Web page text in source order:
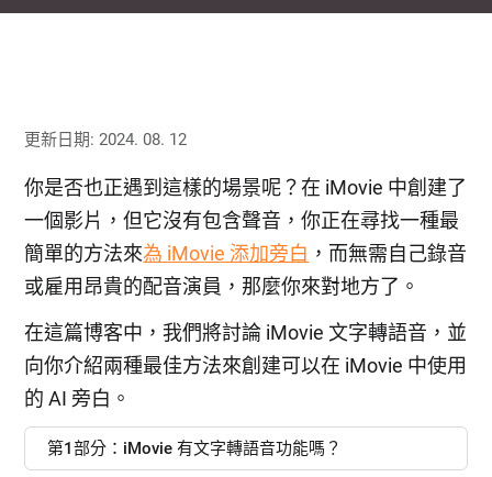
更新日期: 2024. 08. 12
你是否也正遇到這樣的場景呢？在 iMovie 中創建了
一個影片，但它沒有包含聲音，你正在尋找一種最
簡單的方法來為 iMovie 添加旁白 ，而無需自己錄音
或雇用昂貴的配音演員，那麼你來對地方了。
在這篇博客中，我們將討論 iMovie 文字轉語音，並
向你介紹兩種最佳方法來創建可以在 iMovie 中使用
的 AI 旁白。
第1部分：iMovie 有文字轉語音功能嗎？